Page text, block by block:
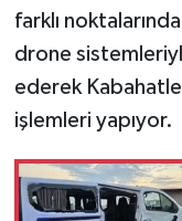
farklı
drone
ederek
işlemleri yapıyor.